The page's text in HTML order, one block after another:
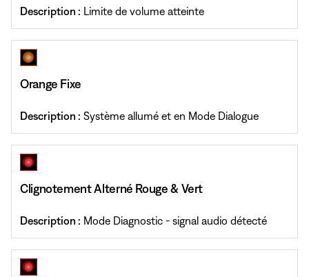
Description : Limite de volume atteinte
Orange Fixe
Description : Système allumé et en Mode Dialogue
Clignotement Alterné Rouge & Vert
Description : Mode Diagnostic - signal audio détecté